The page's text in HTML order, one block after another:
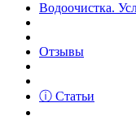
Водоочистка.
Отзывы
ⓘ Статьи